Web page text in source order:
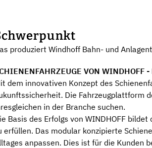
produziert Windhoff Bahn- und
VON
dem innovativen Konzept des
Die Fahrzeugplattform
in der Branche suchen.
Basis des Erfolgs von WINDHOFF
erfüllen. Das modular konzipierte
anpassen. Dies ist für die Kunden